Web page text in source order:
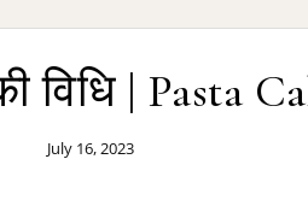
विधि | Pasta
July 16, 2023